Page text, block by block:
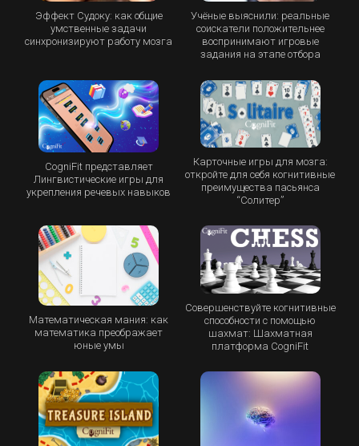
Эффект Судоку: как общие
умственные задачи
синхронизируют работу мозга
Учёные выяснили: реальные
соискатели положительнее
воспринимают игровые
задания на этапе отбора
CogniFit представляет
Лингвистические игры для
укрепления речевых навыков
Карточные игры для мозга:
откройте для себя когнитивные
преимущества пасьянса
“Cолитер”
Математическая мания: как
математика преображает
юные умы
Совершенствуйте когнитивные
способности с помощью
шахмат: Шахматная
платформа CogniFit